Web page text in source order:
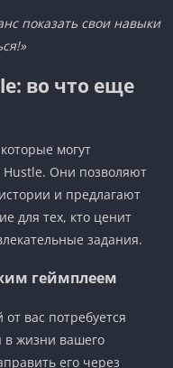
показать свои навыки
во что еще
могут
Они позволяют
и предлагают
для тех, кто ценит
задания.
геймплеем
от вас потребуется
жизни вашего
его через